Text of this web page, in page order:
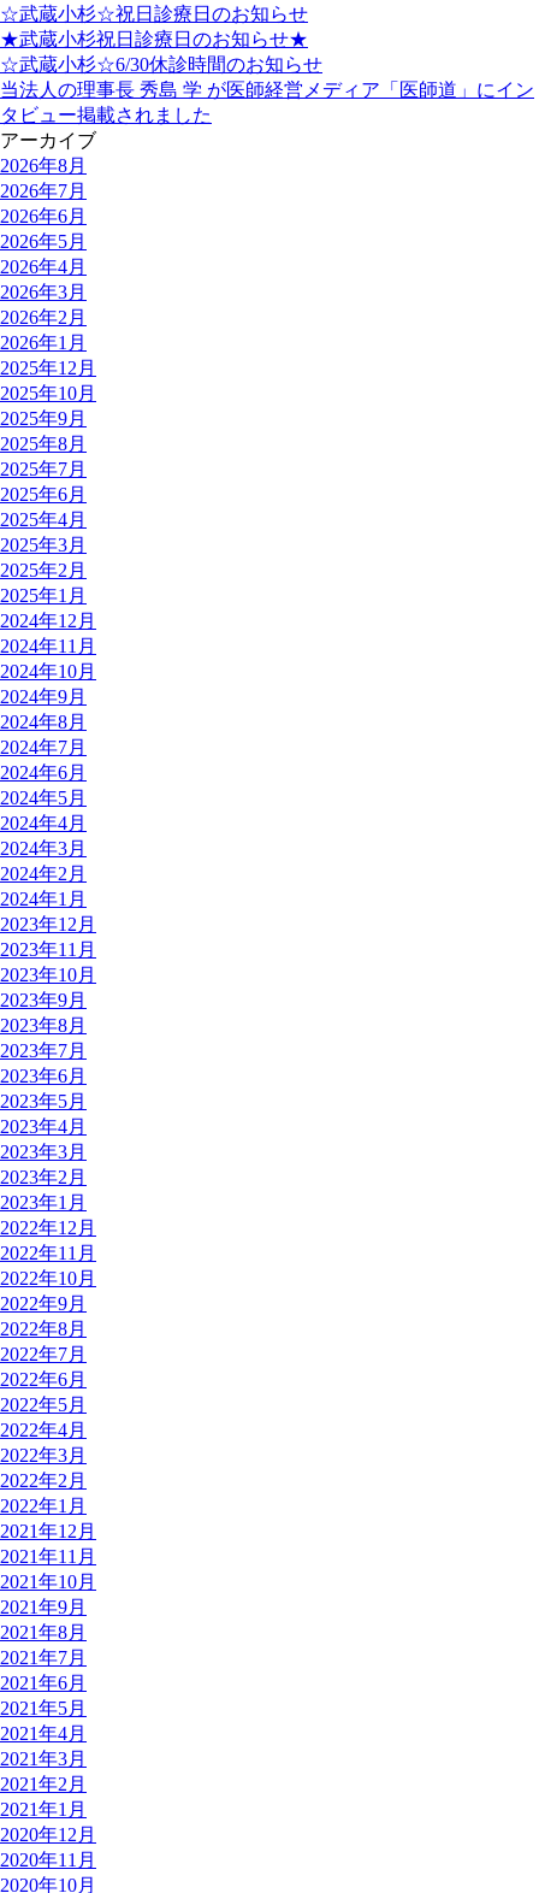
☆武蔵小杉☆祝日診療日のお知らせ
★武蔵小杉祝日診療日のお知らせ★
☆武蔵小杉☆6/30休診時間のお知らせ
当法人の理事長 秀島 学 が医師経営メディア「医師道」にイン
タビュー掲載されました
アーカイブ
2026年8月
2026年7月
2026年6月
2026年5月
2026年4月
2026年3月
2026年2月
2026年1月
2025年12月
2025年10月
2025年9月
2025年8月
2025年7月
2025年6月
2025年4月
2025年3月
2025年2月
2025年1月
2024年12月
2024年11月
2024年10月
2024年9月
2024年8月
2024年7月
2024年6月
2024年5月
2024年4月
2024年3月
2024年2月
2024年1月
2023年12月
2023年11月
2023年10月
2023年9月
2023年8月
2023年7月
2023年6月
2023年5月
2023年4月
2023年3月
2023年2月
2023年1月
2022年12月
2022年11月
2022年10月
2022年9月
2022年8月
2022年7月
2022年6月
2022年5月
2022年4月
2022年3月
2022年2月
2022年1月
2021年12月
2021年11月
2021年10月
2021年9月
2021年8月
2021年7月
2021年6月
2021年5月
2021年4月
2021年3月
2021年2月
2021年1月
2020年12月
2020年11月
2020年10月